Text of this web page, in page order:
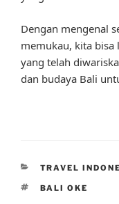
Dengan mengenal
memukau, kita
yang telah
dan budaya Bali
CATEGORIES
TRAVEL
TAGS
BALI OKE